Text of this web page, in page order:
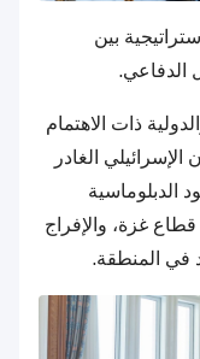
بين
الدفاعي.
ذات الاهتمام
الغادر
الدبلوماسية
غزة، والإفراج
في المنطقة.